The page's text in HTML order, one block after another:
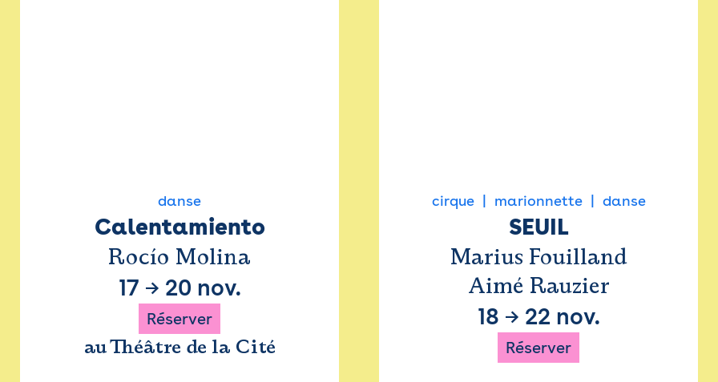
danse
Calentamiento
Rocío Molina
17 → 20 nov.
Réserver
au Théâtre de la Cité
cirque marionnette danse
SEUIL
Marius Fouilland
Aimé Rauzier
18 → 22 nov.
Réserver